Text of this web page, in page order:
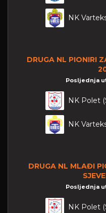
NK
DRUGA NL PIONIRI
Posljednja
NK Polet
NK
DRUGA NL MLAĐI
Posljednja
NK Polet